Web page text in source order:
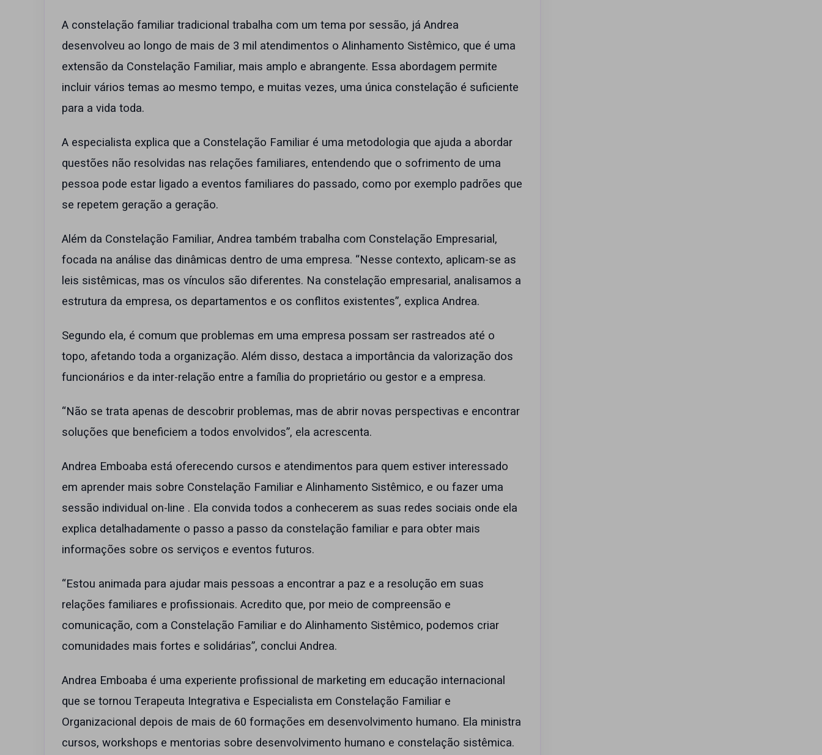
A constelação familiar tradicional trabalha com um tema por sessão, já Andrea
desenvolveu ao longo de mais de 3 mil atendimentos o Alinhamento Sistêmico, que é uma
extensão da Constelação Familiar, mais amplo e abrangente. Essa abordagem permite
incluir vários temas ao mesmo tempo, e muitas vezes, uma única constelação é suficiente
para a vida toda.
A especialista explica que a Constelação Familiar é uma metodologia que ajuda a abordar
questões não resolvidas nas relações familiares, entendendo que o sofrimento de uma
pessoa pode estar ligado a eventos familiares do passado, como por exemplo padrões que
se repetem geração a geração.
Além da Constelação Familiar, Andrea também trabalha com Constelação Empresarial,
focada na análise das dinâmicas dentro de uma empresa. “Nesse contexto, aplicam-se as
leis sistêmicas, mas os vínculos são diferentes. Na constelação empresarial, analisamos a
estrutura da empresa, os departamentos e os conflitos existentes”, explica Andrea.
Segundo ela, é comum que problemas em uma empresa possam ser rastreados até o
topo, afetando toda a organização. Além disso, destaca a importância da valorização dos
funcionários e da inter-relação entre a família do proprietário ou gestor e a empresa.
“Não se trata apenas de descobrir problemas, mas de abrir novas perspectivas e encontrar
soluções que beneficiem a todos envolvidos”, ela acrescenta.
Andrea Emboaba está oferecendo cursos e atendimentos para quem estiver interessado
em aprender mais sobre Constelação Familiar e Alinhamento Sistêmico, e ou fazer uma
sessão individual on-line . Ela convida todos a conhecerem as suas redes sociais onde ela
explica detalhadamente o passo a passo da constelação familiar e para obter mais
informações sobre os serviços e eventos futuros.
“Estou animada para ajudar mais pessoas a encontrar a paz e a resolução em suas
relações familiares e profissionais. Acredito que, por meio de compreensão e
comunicação, com a Constelação Familiar e do Alinhamento Sistêmico, podemos criar
comunidades mais fortes e solidárias”, conclui Andrea.
Andrea Emboaba é uma experiente profissional de marketing em educação internacional
que se tornou Terapeuta Integrativa e Especialista em Constelação Familiar e
Organizacional depois de mais de 60 formações em desenvolvimento humano. Ela ministra
cursos, workshops e mentorias sobre desenvolvimento humano e constelação sistêmica.